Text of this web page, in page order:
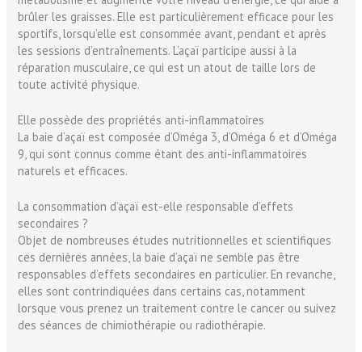
brûler les graisses. Elle est particulièrement efficace pour les
sportifs, lorsqu’elle est consommée avant, pendant et après
les sessions d’entraînements. L’açaï participe aussi à la
réparation musculaire, ce qui est un atout de taille lors de
toute activité physique.
Elle possède des propriétés anti-inflammatoires
La baie d’açaï est composée d’Oméga 3, d’Oméga 6 et d’Oméga
9, qui sont connus comme étant des anti-inflammatoires
naturels et efficaces.
La consommation d’açaï est-elle responsable d’effets
secondaires ?
Objet de nombreuses études nutritionnelles et scientifiques
ces dernières années, la baie d’açaï ne semble pas être
responsables d’effets secondaires en particulier. En revanche,
elles sont contrindiquées dans certains cas, notamment
lorsque vous prenez un traitement contre le cancer ou suivez
des séances de chimiothérapie ou radiothérapie.